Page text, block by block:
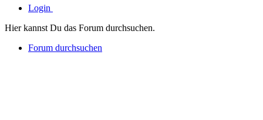
Login
Hier kannst Du das Forum durchsuchen.
Forum durchsuchen